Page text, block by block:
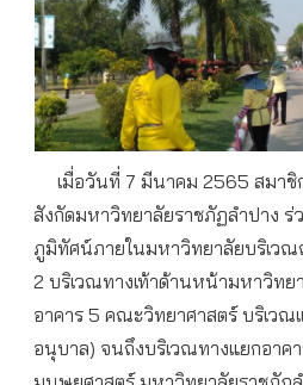
เมื่อวันที่ 7 มีนาคม 2565 สมาชิ
สังกัดมหาวิทยาลัยราชภัฏลำปาง
ภูมิทัศน์ภายในมหาวิทยาลัยบริเวณ
2 บริเวณทางเท้าด้านหน้ามหาวิท
อาคาร 5 คณะวิทยาศาสตร์ บริเวณ
อนุบาล) จนถึงบริเวณทางแยกอาค